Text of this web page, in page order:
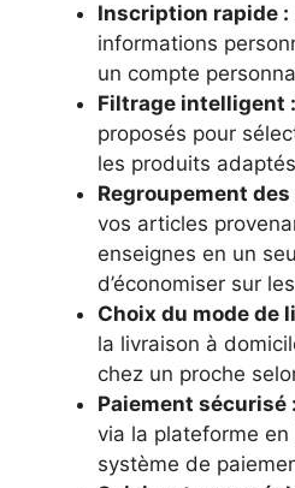
Inscription rapide :
informations
un compte
Filtrage intelligent :
proposés pour
les produits
Regroupement
vos articles
enseignes en un
d’économiser sur
Choix du mode de
la livraison à
chez un proche
Paiement sécurisé :
via la plateforme en
système de